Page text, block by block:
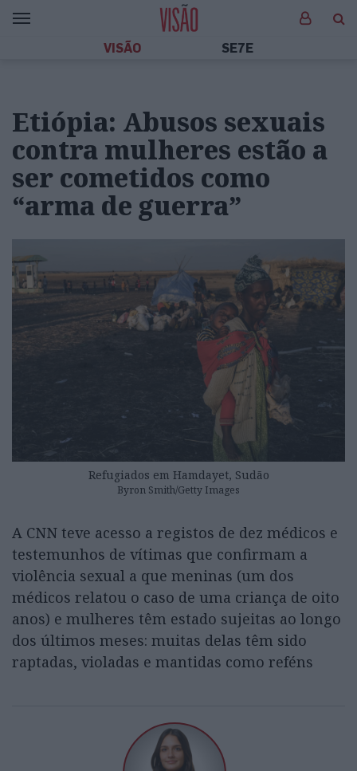
VISÃO SE7E
Etiópia: Abusos sexuais
contra mulheres estão a
ser cometidos como
“arma de guerra”
Refugiados em Hamdayet, Sudão
Byron Smith/Getty Images
A CNN teve acesso a registos de dez médicos e
testemunhos de vítimas que confirmam a
violência sexual a que meninas (um dos
médicos relatou o caso de uma criança de oito
anos) e mulheres têm estado sujeitas ao longo
dos últimos meses: muitas delas têm sido
raptadas, violadas e mantidas como reféns